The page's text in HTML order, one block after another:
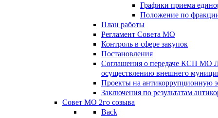
Графики приема
Положение по
План работы
Регламент Совета МО
Контроль в сфере закупок
Постановления
Соглашения о передаче КСП МО
осуществлению внешнего
Проекты на антикоррупционную
Заключения по результатам
Совет МО 2го созыва
Back